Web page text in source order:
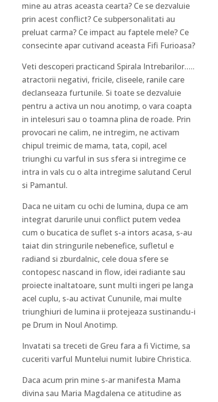
mine au atras aceasta cearta? Ce se dezvaluie
prin acest conflict? Ce subpersonalitati au
preluat carma? Ce impact au faptele mele? Ce
consecinte apar cutivand aceasta Fifi Furioasa?
Veti descoperi practicand Spirala Intrebarilor…..
atractorii negativi, fricile, cliseele, ranile care
declanseaza furtunile. Si toate se dezvaluie
pentru a activa un nou anotimp, o vara coapta
in intelesuri sau o toamna plina de roade. Prin
provocari ne calim, ne intregim, ne activam
chipul treimic de mama, tata, copil, acel
triunghi cu varful in sus sfera si intregime ce
intra in vals cu o alta intregime salutand Cerul
si Pamantul.
Daca ne uitam cu ochi de lumina, dupa ce am
integrat darurile unui conflict putem vedea
cum o bucatica de suflet s-a intors acasa, s-au
taiat din stringurile nebenefice, sufletul e
radiand si zburdalnic, cele doua sfere se
contopesc nascand in flow, idei radiante sau
proiecte inaltatoare, sunt multi ingeri pe langa
acel cuplu, s-au activat Cununile, mai multe
triunghiuri de lumina ii protejeaza sustinandu-i
pe Drum in Noul Anotimp.
Invatati sa treceti de Greu fara a fi Victime, sa
cuceriti varful Muntelui numit Iubire Christica.
Daca acum prin mine s-ar manifesta Mama
divina sau Maria Magdalena ce atitudine as